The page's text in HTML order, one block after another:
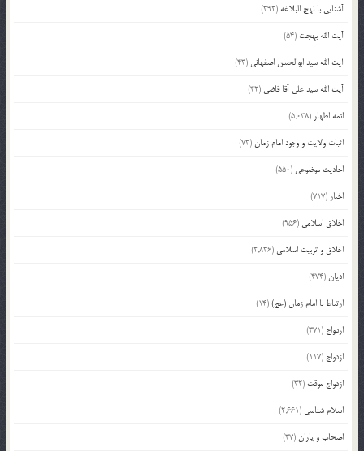
آشنایی با نهج البلاغه (392)
آیت الله بهجت (54)
آیت الله سید ابوالحسن اصفهانی (43)
آیت الله سید علی آقا قاضی (42)
ائمه اطهار (5,038)
اثبات ولایت و وجود امام زمان(73)
احادیث موضوعی (550)
اخبار (717)
اخلاق اسلامی (956)
اخلاق و تربیت اسلامی (2,836)
ادیان(474)
ارتباط با امام زمان (عج)(14)
ازدواج (371)
ازدواج (117)
ازدواج موقت (32)
اسلام شناسی (2,661)
اصحاب و یاران(37)